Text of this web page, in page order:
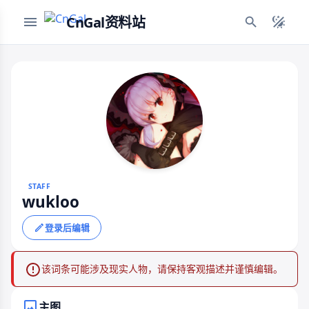
CnGal资料站
STAFF
wukloo
登录后编辑
该词条可能涉及现实人物，请保持客观描述并谨慎编辑。